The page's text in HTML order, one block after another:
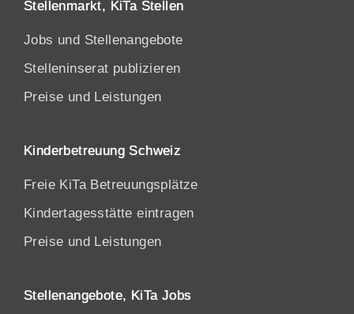
Stellenmarkt, KiTa Stellen
Jobs und Stellenangebote
Stelleninserat publizieren
Preise und Leistungen
Kinderbetreuung Schweiz
Freie KiTa Betreuungsplätze
Kindertagesstätte eintragen
Preise und Leistungen
Stellenangebote, KiTa Jobs